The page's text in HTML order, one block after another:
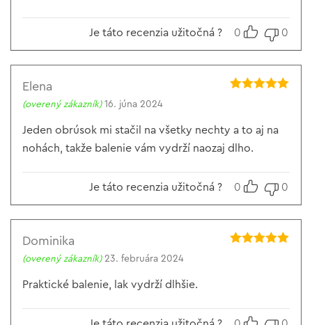
Je táto recenzia užitočná ? 0 0
Elena
(overený zákazník) 16. júna 2024
Jeden obrúsok mi stačil na všetky nechty a to aj na
nohách, takže balenie vám vydrží naozaj dlho.
Je táto recenzia užitočná ? 0 0
Dominika
(overený zákazník) 23. februára 2024
Praktické balenie, lak vydrží dlhšie.